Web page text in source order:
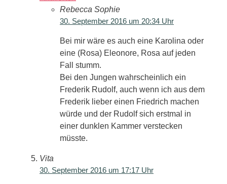
Rebecca Sophie
30. September 2016 um 20:34 Uhr
Bei mir wäre es auch eine Karolina oder
eine (Rosa) Eleonore, Rosa auf jeden
Fall stumm.
Bei den Jungen wahrscheinlich ein
Frederik Rudolf, auch wenn ich aus dem
Frederik lieber einen Friedrich machen
würde und der Rudolf sich erstmal in
einer dunklen Kammer verstecken
müsste.
Vita
30. September 2016 um 17:17 Uhr